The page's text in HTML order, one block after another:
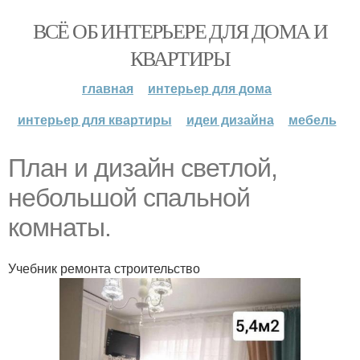
ВСЁ ОБ ИНТЕРЬЕРЕ ДЛЯ ДОМА И
КВАРТИРЫ
главная
интерьер для дома
интерьер для квартиры
идеи дизайна мебель
План и дизайн светлой,
небольшой спальной
комнаты.
Учебник ремонта строительство